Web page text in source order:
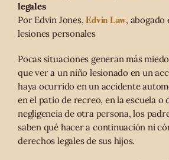
legales
Por Edvin Jones,Edvin Law, abogado
lesiones personales
Pocas situaciones generan más
que ver a un niño lesionado en un
haya ocurrido en un accidente
en el patio de recreo, en la escuela o
negligencia de otra persona, los
saben qué hacer a continuación ni
derechos legales de sus hijos.